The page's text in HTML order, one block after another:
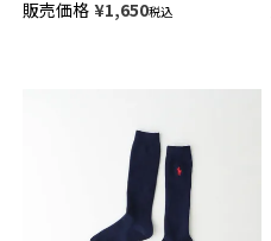
ディース 03207993
販売価格 ¥1,650税込